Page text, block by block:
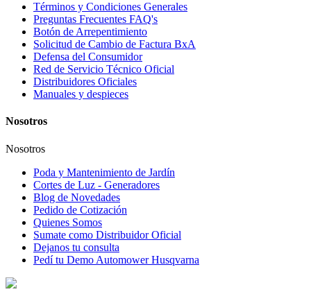
Términos y Condiciones Generales
Preguntas Frecuentes FAQ's
Botón de Arrepentimiento
Solicitud de Cambio de Factura BxA
Defensa del Consumidor
Red de Servicio Técnico Oficial
Distribuidores Oficiales
Manuales y despieces
Nosotros
Nosotros
Poda y Mantenimiento de Jardín
Cortes de Luz - Generadores
Blog de Novedades
Pedido de Cotización
Quienes Somos
Sumate como Distribuidor Oficial
Dejanos tu consulta
Pedí tu Demo Automower Husqvarna